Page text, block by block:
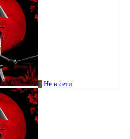
L Не в сети